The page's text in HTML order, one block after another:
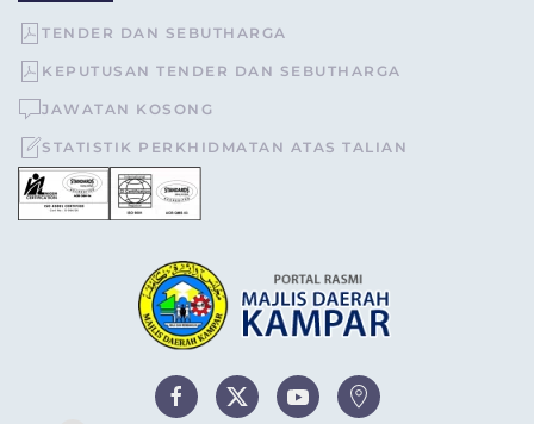
TENDER DAN SEBUTHARGA
KEPUTUSAN TENDER DAN SEBUTHARGA
JAWATAN KOSONG
STATISTIK PERKHIDMATAN ATAS TALIAN